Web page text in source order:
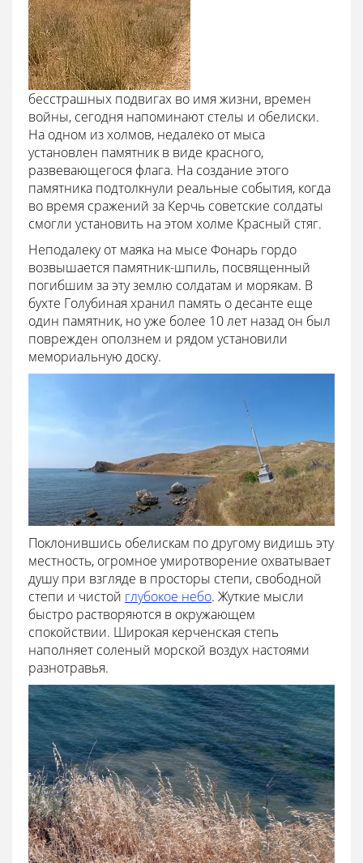
бесстрашных подвигах во имя жизни, времен
войны, сегодня напоминают стелы и обелиски.
На одном из холмов, недалеко от мыса
установлен памятник в виде красного,
развевающегося флага. На создание этого
памятника подтолкнули реальные события, когда
во время сражений за Керчь советские солдаты
смогли установить на этом холме Красный стяг.
Неподалеку от маяка на мысе Фонарь гордо
возвышается памятник-шпиль, посвященный
погибшим за эту землю солдатам и морякам. В
бухте Голубиная хранил память о десанте еще
один памятник, но уже более 10 лет назад он был
поврежден оползнем и рядом установили
мемориальную доску.
Поклонившись обелискам по другому видишь эту
местность, огромное умиротворение охватывает
душу при взгляде в просторы степи, свободной
степи и чистой глубокое небо. Жуткие мысли
быстро растворяются в окружающем
спокойствии. Широкая керченская степь
наполняет соленый морской воздух настоями
разнотравья.